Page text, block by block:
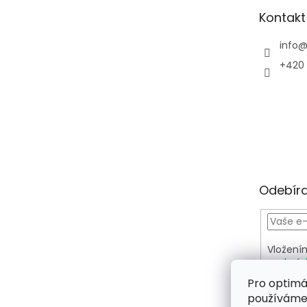
Pro
Kontakt
info@
+420
SE